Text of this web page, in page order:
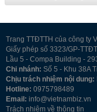
Trang TTĐTTH của công ty
Giấy phép số 3323/GP-
Lầu 5 - Compa Building -
Chi nhánh: Số 5 - Khu 38A
Chịu trách nhiệm nội dung:
Hotline: 0975798489
Email: info@vietnambiz.vn
Trách nhiệm về thông tin